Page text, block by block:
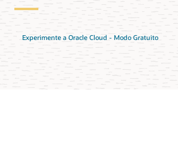
Experimente a Oracle Cloud - Modo Gratuito